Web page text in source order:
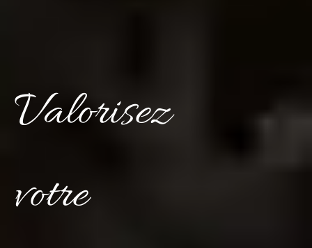
Valorisez
votre